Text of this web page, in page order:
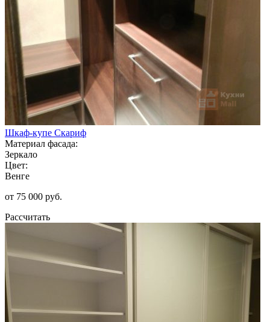
Шкаф-купе Скариф
Материал фасада:
Зеркало
Цвет:
Венге
от 75 000 руб.
Рассчитать